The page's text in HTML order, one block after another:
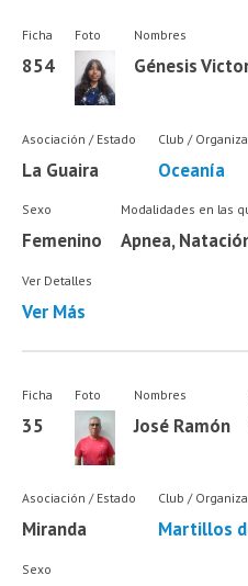
Ficha
854
Foto Nombres
Génesis
Asociación / Estado
La Guaira
Club /
Oceanía
Sexo
Femenino
Modalidades en las
Apnea,
Ver Detalles
Ver Más
Ficha
35
Foto Nombres
José Ramón
Asociación / Estado
Miranda
Club /
Martillos
Sexo